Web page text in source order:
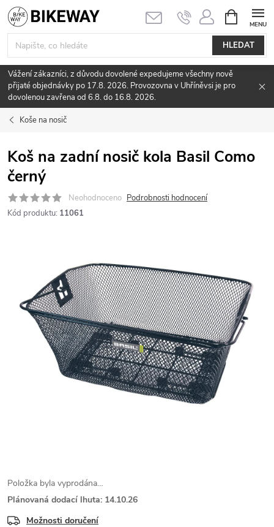
Přejít
na
obsah
HLEDAT
NÁKUPNÍ
KOŠÍK
Vážení zákazníci, z důvodu dovolené expedujeme všechny nově
přijaté objednávky po 17.8. 2026. Provozovna v Uhříněvsi je pro
dovolenou zavřena od 6.8. do 16.8. 2026.
Koše na nosič
Koš na zadní nosič kola Basil Como
černý
Neohodnoceno Podrobnosti hodnocení
Kód produktu: 11061
Položka byla vyprodána…
Plánovaná dodací lhuta: 14.10.26
Možnosti doručení